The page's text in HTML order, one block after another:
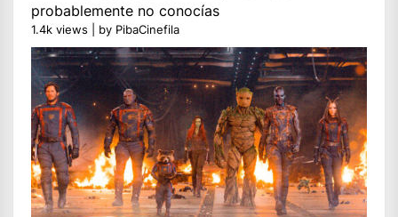
probablemente no conocías
1.4k views by PibaCinefila